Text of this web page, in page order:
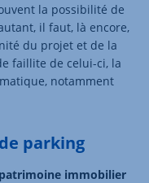
la possibilité de
il faut, là encore,
du projet et de la
faillite de celui-ci, la
notamment
parking
patrimoine immobilier